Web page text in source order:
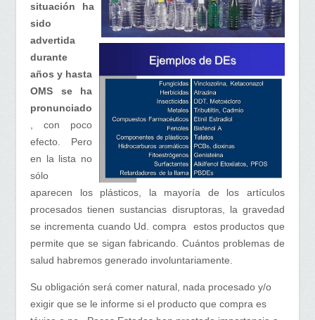
situación ha
sido
advertida
durante
años y hasta
OMS se ha
pronunciado
, con poco
efecto. Pero
en la lista no
sólo
aparecen los plásticos, la mayoría de los artículos
procesados tienen sustancias disruptoras, la gravedad
se incrementa cuando Ud. compra estos productos que
permite que se sigan fabricando. Cuántos problemas de
salud habremos generado involuntariamente.
Su obligación será comer natural, nada procesado y/o
exigir que se le informe si el producto que compra es